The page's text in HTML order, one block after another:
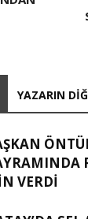
YAZARIN
VERDI